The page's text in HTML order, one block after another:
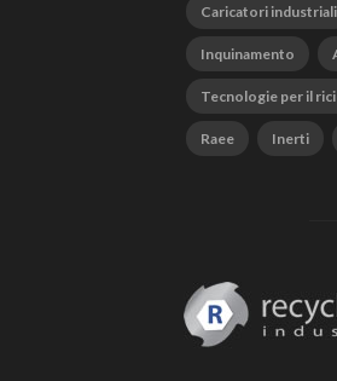
Caricatori industriali
Inquinamento
Tecnologie per il
Raee Inerti